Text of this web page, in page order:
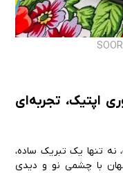
نوروز 1404 با سوری اپتیک، تجربه‌ای
نه تنها یک تبریک ساده،
با چشمی نو و دیدی